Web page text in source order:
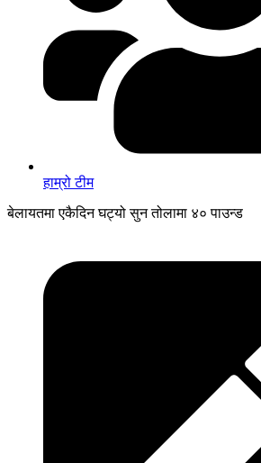
हाम्रो टीम
बेलायतमा एकैदिन घट्यो सुन तोलामा ४० पाउन्ड